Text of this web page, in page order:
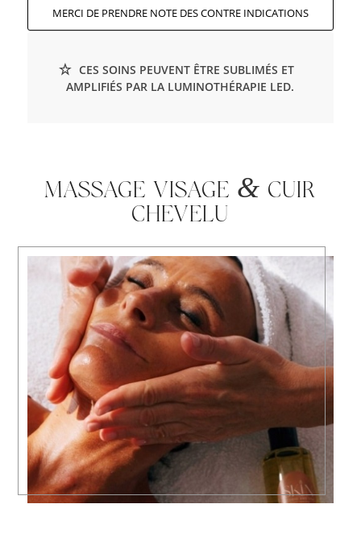
MERCI DE PRENDRE NOTE DES CONTRE INDICATIONS
CES SOINS PEUVENT ÊTRE SUBLIMÉS ET
AMPLIFIÉS PAR LA LUMINOTHÉRAPIE LED.
MASSAGE VISAGE & CUIR
CHEVELU